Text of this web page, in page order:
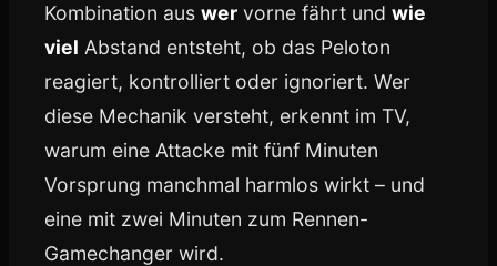
Kombination aus wer vorne fährt und wie
viel Abstand entsteht, ob das Peloton
reagiert, kontrolliert oder ignoriert. Wer
diese Mechanik versteht, erkennt im TV,
warum eine Attacke mit fünf Minuten
Vorsprung manchmal harmlos wirkt – und
eine mit zwei Minuten zum Rennen-
Gamechanger wird.